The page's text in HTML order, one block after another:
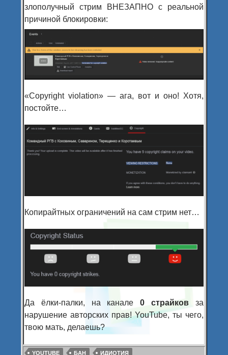
злополучный стрим ВНЕЗАПНО с реальной
причиной блокировки:
«Copyright violation» — ага, вот и оно! Хотя,
постойте…
Копирайтных ограничений на сам стрим нет…
Да ёлки-палки, на канале0 страйков за
нарушение авторских прав! YouTube, ты чего,
твою мать, делаешь?
YOUTUBE БАН ИДИОТИЯ